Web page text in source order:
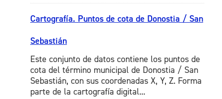
Cartografía. Puntos de cota de Donostia / San
Sebastián
Este conjunto de datos contiene los puntos de
cota del término municipal de Donostia / San
Sebastián, con sus coordenadas X, Y, Z. Forma
parte de la cartografía digital...